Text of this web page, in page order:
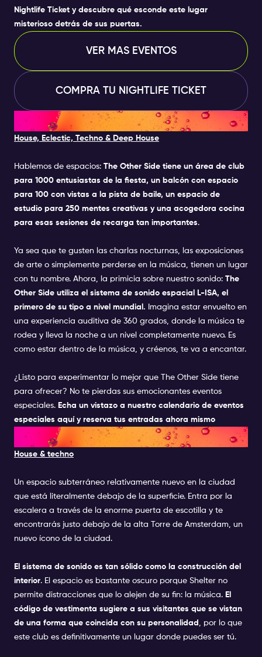
Nightlife Ticket y descubre qué esconde este lugar
misterioso detrás de sus puertas.
VER MAS EVENTOS
COMPRA TU NIGHTLIFE TICKET
7. THE OTHER SIDE
House, Eclectic, Techno & Deep House
Hablemos de espacios: The Other Side tiene un área de club
para 1000 entusiastas de la fiesta, un balcón con espacio
para 100 con vistas a la pista de baile, un espacio de
estudio para 250 mentes creativas y una acogedora cocina
para esas sesiones de recarga tan importantes.
Ya sea que te gusten las charlas nocturnas, las exposiciones
de arte o simplemente perderse en la música, tienen un lugar
con tu nombre. Ahora, la primicia sobre nuestro sonido: The
Other Side utiliza el sistema de sonido espacial L-ISA, el
primero de su tipo a nivel mundial. Imagina estar envuelto en
una experiencia auditiva de 360 grados, donde la música te
rodea y lleva la noche a un nivel completamente nuevo. Es
como estar dentro de la música, y créenos, te va a encantar.
¿Listo para experimentar lo mejor que The Other Side tiene
para ofrecer? No te pierdas sus emocionantes eventos
especiales. Echa un vistazo a nuestro calendario de eventos
especiales aquí y reserva tus entradas ahora mismo
8. SHELTER
House & techno
Un espacio subterráneo relativamente nuevo en la ciudad
que está literalmente debajo de la superficie. Entra por la
escalera a través de la enorme puerta de escotilla y te
encontrarás justo debajo de la alta Torre de Amsterdam, un
nuevo ícono de la ciudad.
El sistema de sonido es tan sólido como la construcción del
interior. El espacio es bastante oscuro porque Shelter no
permite distracciones que lo alejen de su fin: la música. El
código de vestimenta sugiere a sus visitantes que se vistan
de una forma que coincida con su personalidad
, por lo que
este club es definitivamente un lugar donde puedes ser tú.